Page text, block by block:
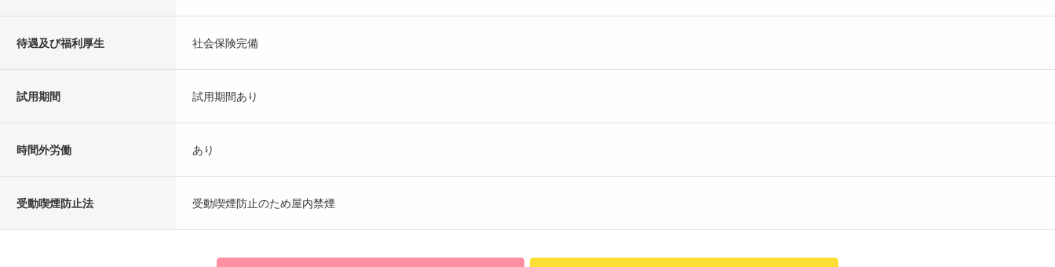
待遇及び福利厚生 社会保険完備
試用期間 試用期間あり
時間外労働 あり
受動喫煙防止法 受動喫煙防止のため屋内禁煙